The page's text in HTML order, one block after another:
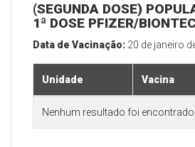
(SEGUNDA DOSE)
1ª DOSE PFIZER/
Data de Vacinação: 20 de janeiro
Unidade Vacina
Nenhum resultado foi encontrado.